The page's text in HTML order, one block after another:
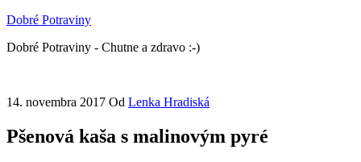
Dobré Potraviny
Dobré Potraviny - Chutne a zdravo :-)
14. novembra 2017 Od Lenka Hradiská
Pšenová kaša s malinovým pyré